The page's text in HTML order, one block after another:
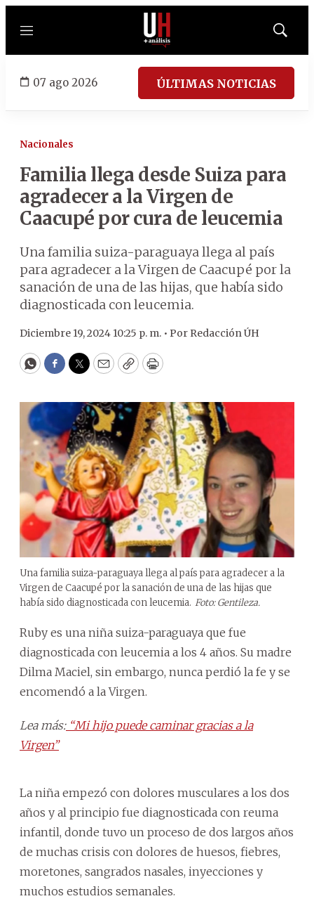
Menú
Mostrar
07 ago 2026 ÚLTIMAS NOTICIAS
Nacionales
Familia llega desde Suiza para
agradecer a la Virgen de
Caacupé por cura de leucemia
Una familia suiza-paraguaya llega al país
para agradecer a la Virgen de Caacupé por la
sanación de una de las hijas, que había sido
diagnosticada con leucemia.
Diciembre 19, 2024 10:25 p. m. • Por Redacción ÚH
WhatsApp
Facebook
Twitter
EmailCopyPrint
Una familia suiza-paraguaya llega al país para agradecer a la
Virgen de Caacupé por la sanación de una de las hijas que
había sido diagnosticada con leucemia. Foto: Gentileza.
Ruby es una niña suiza-paraguaya que fue
diagnosticada con leucemia a los 4 años. Su madre
Dilma Maciel, sin embargo, nunca perdió la fe y se
encomendó a la Virgen.
Lea más:“Mi hijo puede caminar gracias a la
Virgen”
La niña empezó con dolores musculares a los dos
años y al principio fue diagnosticada con reuma
infantil, donde tuvo un proceso de dos largos años
de muchas crisis con dolores de huesos, fiebres,
moretones, sangrados nasales, inyecciones y
muchos estudios semanales.